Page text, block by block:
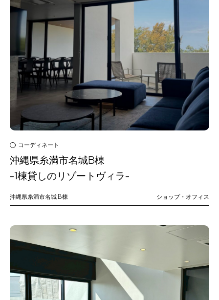
コーディネート
沖縄県糸満市名城B棟
-1棟貸しのリゾートヴィラ-
沖縄県糸満市名城 B棟 ショップ・オフィス